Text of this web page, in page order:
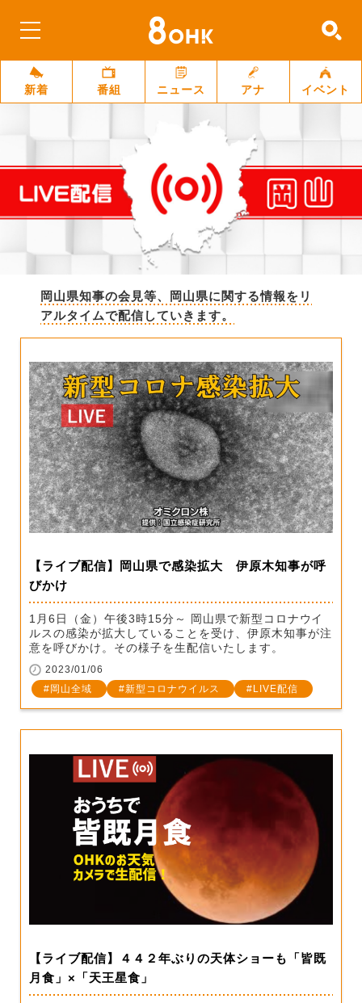
新着 番組 ニュース アナ イベント
岡山県知事の会見等、岡山県に関する情報をリ
アルタイムで配信していきます。
【ライブ配信】岡山県で感染拡大 伊原木知事が呼
びかけ
1月6日（金）午後3時15分～ 岡山県で新型コロナウイ
ルスの感染が拡大していることを受け、伊原木知事が注
意を呼びかけ。その様子を生配信いたします。
2023/01/06
岡山全域
新型コロナウイルス LIVE配信
【ライブ配信】４４２年ぶりの天体ショーも「皆既
月食」×「天王星食」